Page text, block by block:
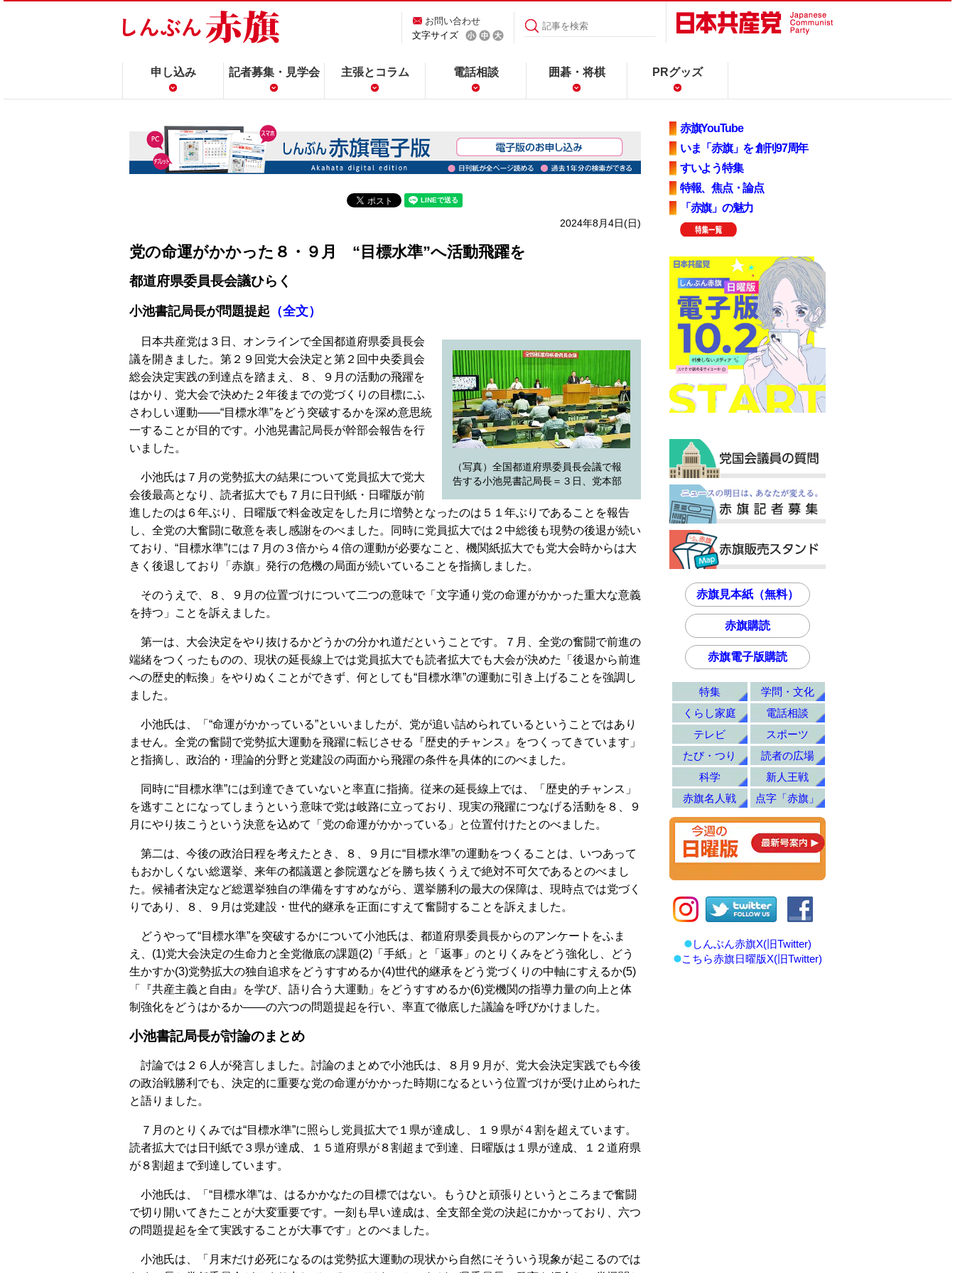
お問い合わせ
文字サイズ
申し込み 記者募集・見学会 主張とコラム 電話相談 囲碁・将棋 PRグッズ
2024年8月4日(日)
党の命運がかかった８・９月 “目標水準”へ活動飛躍を
都道府県委員長会議ひらく
小池書記局長が問題提起 （全文）
（写真）全国都道府県委員長会議で報
告する小池晃書記局長＝３日、党本部
日本共産党は３日、オンラインで全国都道府県委員長会
議を開きました。第２９回党大会決定と第２回中央委員会
総会決定実践の到達点を踏まえ、８、９月の活動の飛躍を
はかり、党大会で決めた２年後までの党づくりの目標にふ
さわしい運動――“目標水準”をどう突破するかを深め意思統
一することが目的です。小池晃書記局長が幹部会報告を行
いました。
小池氏は７月の党勢拡大の結果について党員拡大で党大
会後最高となり、読者拡大でも７月に日刊紙・日曜版が前
進したのは６年ぶり、日曜版で料金改定をした月に増勢となったのは５１年ぶりであることを報告
し、全党の大奮闘に敬意を表し感謝をのべました。同時に党員拡大では２中総後も現勢の後退が続い
ており、“目標水準”には７月の３倍から４倍の運動が必要なこと、機関紙拡大でも党大会時からは大
きく後退しており「赤旗」発行の危機の局面が続いていることを指摘しました。
そのうえで、８、９月の位置づけについて二つの意味で「文字通り党の命運がかかった重大な意義
を持つ」ことを訴えました。
第一は、大会決定をやり抜けるかどうかの分かれ道だということです。７月、全党の奮闘で前進の
端緒をつくったものの、現状の延長線上では党員拡大でも読者拡大でも大会が決めた「後退から前進
への歴史的転換」をやりぬくことができず、何としても“目標水準”の運動に引き上げることを強調し
ました。
小池氏は、「“命運がかかっている”といいましたが、党が追い詰められているということではあり
ません。全党の奮闘で党勢拡大運動を飛躍に転じさせる『歴史的チャンス』をつくってきています」
と指摘し、政治的・理論的分野と党建設の両面から飛躍の条件を具体的にのべました。
同時に“目標水準”には到達できていないと率直に指摘。従来の延長線上では、「歴史的チャンス」
を逃すことになってしまうという意味で党は岐路に立っており、現実の飛躍につなげる活動を８、９
月にやり抜こうという決意を込めて「党の命運がかかっている」と位置付けたとのべました。
第二は、今後の政治日程を考えたとき、８、９月に“目標水準”の運動をつくることは、いつあって
もおかしくない総選挙、来年の都議選と参院選などを勝ち抜くうえで絶対不可欠であるとのべまし
た。候補者決定など総選挙独自の準備をすすめながら、選挙勝利の最大の保障は、現時点では党づく
りであり、８、９月は党建設・世代的継承を正面にすえて奮闘することを訴えました。
どうやって“目標水準”を突破するかについて小池氏は、都道府県委員長からのアンケートをふま
え、(1)党大会決定の生命力と全党徹底の課題(2)「手紙」と「返事」のとりくみをどう強化し、どう
生かすか(3)党勢拡大の独自追求をどうすすめるか(4)世代的継承をどう党づくりの中軸にすえるか(5)
「『共産主義と自由』を学び、語り合う大運動」をどうすすめるか(6)党機関の指導力量の向上と体
制強化をどうはかるか――の六つの問題提起を行い、率直で徹底した議論を呼びかけました。
小池書記局長が討論のまとめ
討論では２６人が発言しました。討論のまとめで小池氏は、８月９月が、党大会決定実践でも今後
の政治戦勝利でも、決定的に重要な党の命運がかかった時期になるという位置づけが受け止められた
と語りました。
７月のとりくみでは“目標水準”に照らし党員拡大で１県が達成し、１９県が４割を超えています。
読者拡大では日刊紙で３県が達成、１５道府県が８割超まで到達、日曜版は１県が達成、１２道府県
が８割超まで到達しています。
小池氏は、「“目標水準”は、はるかかなたの目標ではない。もうひと頑張りというところまで奮闘
で切り開いてきたことが大変重要です。一刻も早い達成は、全支部全党の決起にかかっており、六つ
の問題提起を全て実践することが大事です」とのべました。
小池氏は、「月末だけ必死になるのは党勢拡大運動の現状から自然にそういう現象が起こるのでは
赤旗YouTube
いま「赤旗」を 創刊97周年
すいよう特集
特報、焦点・論点
「赤旗」の魅力
赤旗見本紙（無料）
赤旗購読
赤旗電子版購読
特集
学問・文化
くらし家庭
電話相談
テレビ
スポーツ
たび・つり
読者の広場
科学
新人王戦
赤旗名人戦
点字「赤旗」
しんぶん赤旗X(旧Twitter)
こちら赤旗日曜版X(旧Twitter)